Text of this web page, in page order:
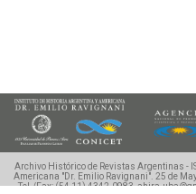
Archivo Histórico de Revistas Argentinas -
Americana "Dr. Emilio Ravignani". 25 de
Tel./Fax: (54 11) 4342-0983,